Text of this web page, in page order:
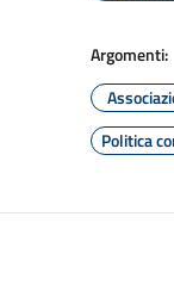
Argomenti:
Politica